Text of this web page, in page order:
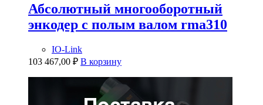
Абсолютный многооборотный
энкодер с полым валом rma310
IO-Link
103 467,00 ₽ В корзину